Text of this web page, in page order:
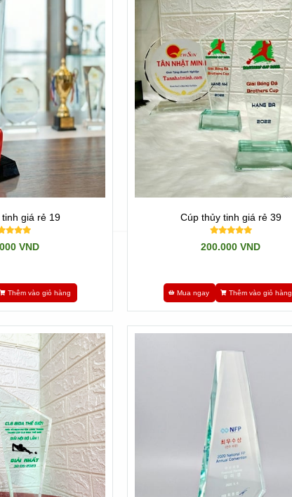
giá rẻ 19
VND
Thêm vào giỏ hàng
Cúp thủy tinh giá rẻ 39
200.000 VND
Mua ngay Thêm vào giỏ hàng